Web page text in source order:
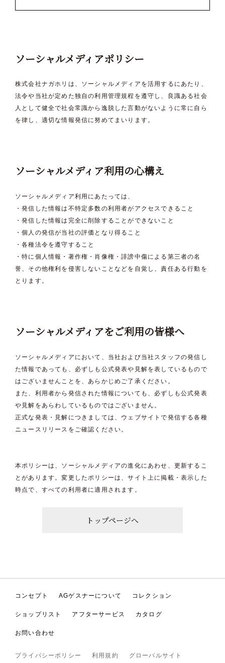
ソーシャルメディアポリシー
株式会社ナガホリは、ソーシャルメディアを活用するにあたり、
法令や当社が定めた独自の利用管理規程を遵守し、良識ある社会
人として健全で社会常識から逸脱した言動がないように常に自ら
を律し、適切な情報発信に努めてまいります。
ソーシャルメディア利用の心構え
ソーシャルメディア利用にあたっては、
・発信した情報は不特定多数の利用者がアクセスできること
・発信した情報は完全に削除することができないこと
・個人の発信が当社の評価となり得ること
・各種法令を遵守すること
・特に個人情報・著作権・肖像権・誹謗中傷による第三者の名
誉、その他権利を侵害しないことなどを自覚し、責任ある行動を
とります。
ソーシャルメディアをご利用の皆様へ
ソーシャルメディアにおいて、当社および当社スタッフの発信し
た情報であっても、必ずしも公式発表や見解を表しているもので
はございませんことを、あらかじめご了承ください。
また、利用者から発信された情報についても、必ずしも公式発表
や見解をあらわしているものではございません。
正式な発表・見解につきましては、ウェブサイトで発信する各種
ニュースリリースをご確認ください。
本ポリシーは、ソーシャルメディアの進化にあわせ、更新するこ
とがあります。変更したポリシーは、サイト上に掲載・表示した
時点で、すべての利用者に適用されます。
トップページへ
コンセプト AGゲスナーについて コレクション
ショップリスト アフターサービス カタログ
お問い合わせ
プライバシーポリシー 利用規約 グローバルサイト